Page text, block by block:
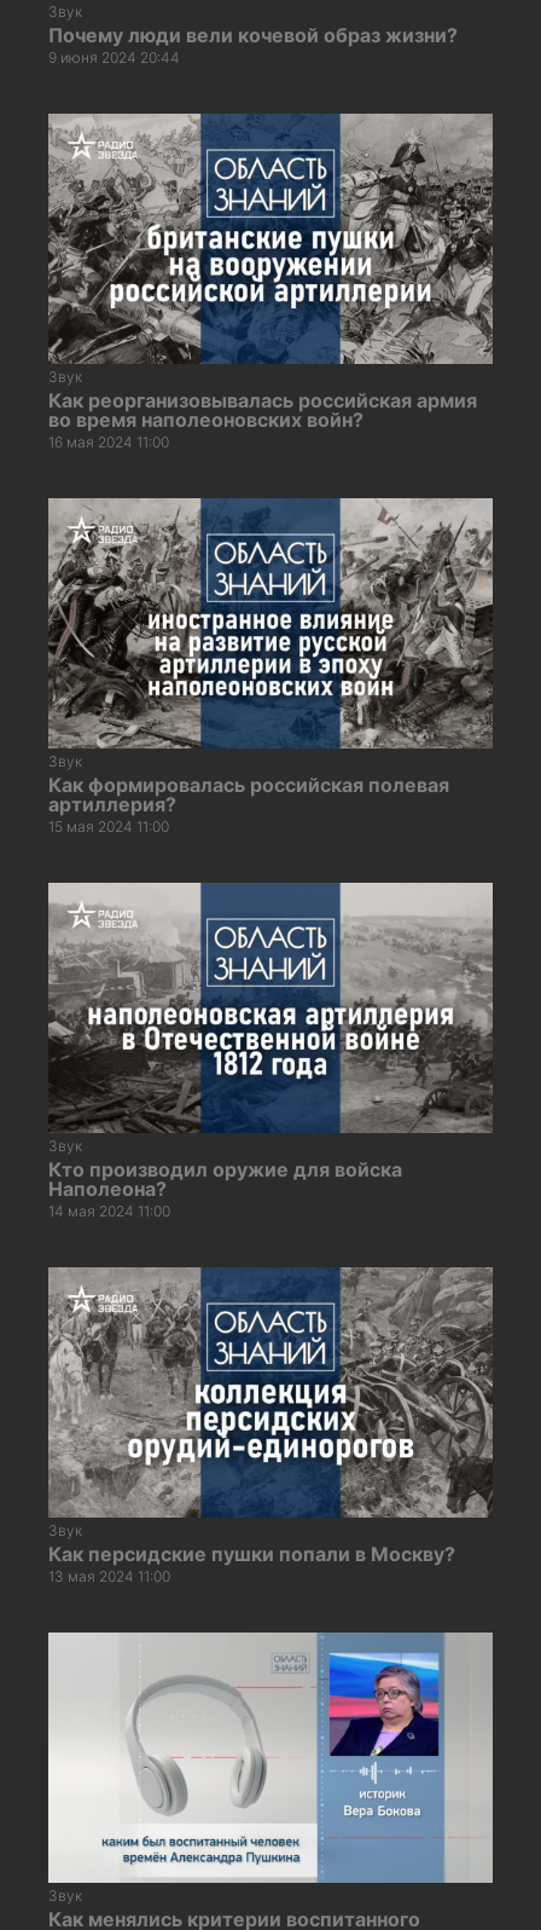
Звук
Почему люди вели кочевой образ жизни?
9 июня 2024 20:44
Звук
Как реорганизовывалась российская армия
во время наполеоновских войн?
16 мая 2024 11:00
Звук
Как формировалась российская полевая
артиллерия?
15 мая 2024 11:00
Звук
Кто производил оружие для войска
Наполеона?
14 мая 2024 11:00
Звук
Как персидские пушки попали в Москву?
13 мая 2024 11:00
Звук
Как менялись критерии воспитанного